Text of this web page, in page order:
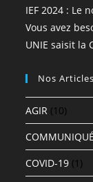
IEF 2024 : Le
Vous avez
UNIE saisit la
Nos
AGIR (10)
COVID-19 (1)